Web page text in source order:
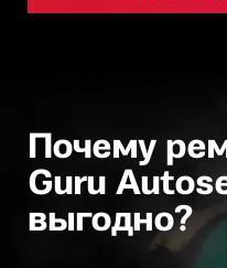
Почему
Guru
выгодно?